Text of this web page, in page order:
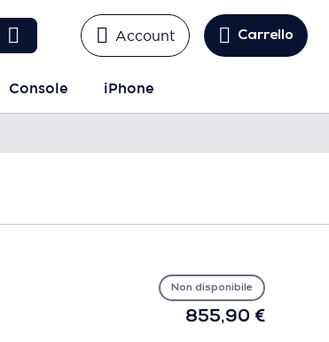
Account Carrello
Console iPhone
Non disponibile
855,90 €